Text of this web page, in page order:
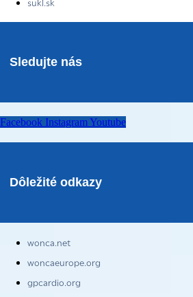
sukl.sk
Sledujte nás
Facebook Instagram Youtube
Dôležité odkazy
wonca.net
woncaeurope.org
gpcardio.org